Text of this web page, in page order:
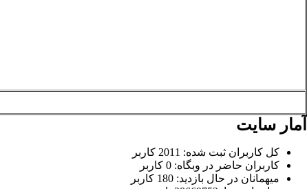
آمار سایت
کل کاربران ثبت شده: 2011 کاربر
کاربران حاضر در وبگاه: 0 کاربر
میهمانان در حال بازدید: 180 کاربر